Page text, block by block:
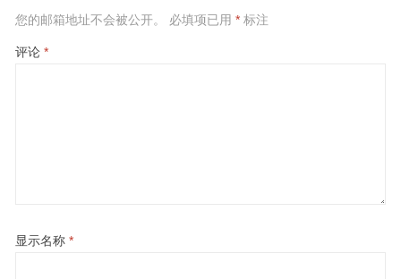
您的邮箱地址不会被公开。 必填项已用 *标注
评论 *
显示名称 *